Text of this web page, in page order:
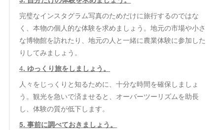
完璧なインスタグラム写真のためだけに旅行するのではな
く、本物の個人的な体験を求めましょう。地元の市場や小さ
な博物館を訪れたり、地元の人と一緒に農業体験に参加した
りしてみましょう。
4. ゆっくり旅をしましょう。
人々をじっくりと知るために、十分な時間を確保しましょ
う。観光を急いで済ませると、オーバーツーリズムを助長
し、体験の質が低下します。
5. 事前に調べておきましょう。